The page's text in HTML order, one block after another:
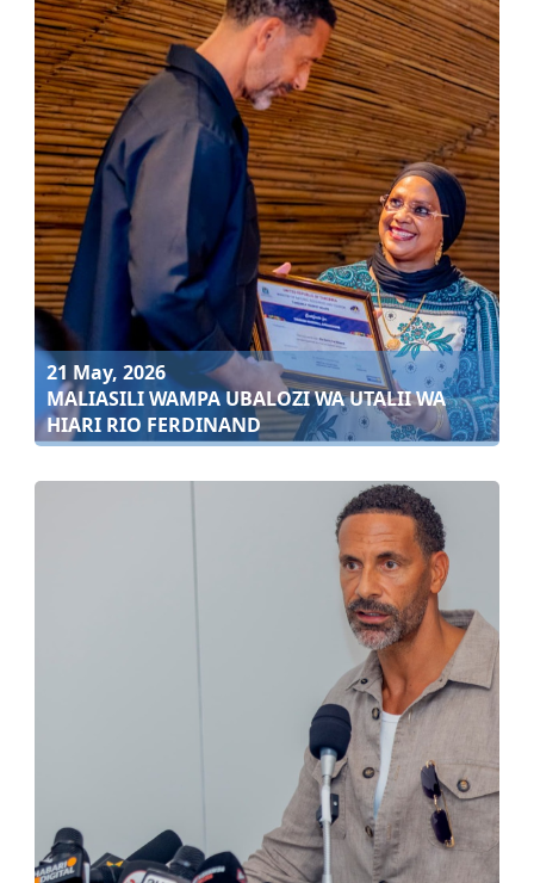
21 May, 2026
RIO FERDINAND AKOSHWA NA UWANJA MPYA WA
AFCON 2027 ARUSHA
Soma zaidi
MALIASILI WAMPA UBALOZI WA UTALII WA HIARI
Soma zaidi
21 May, 2026
MALIASILI WAMPA UBALOZI WA UTALII WA
HIARI RIO FERDINAND